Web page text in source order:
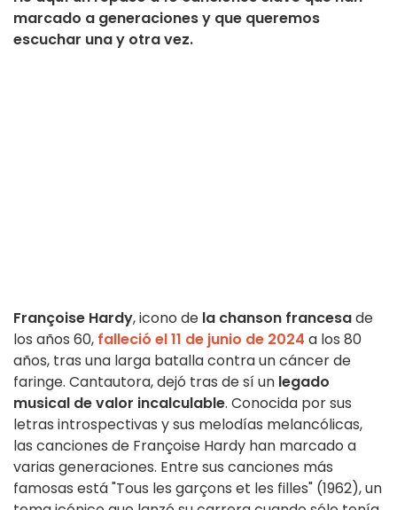
marcado a generaciones y que queremos
escuchar una y otra vez.
Françoise Hardy, icono de la chanson francesade
los años 60, falleció el 11 de junio de 2024 a los 80
años, tras una larga batalla contra un cáncer de
faringe. Cantautora, dejó tras de sí un legado
musical de valor incalculable. Conocida por sus
letras introspectivas y sus melodías melancólicas,
las canciones de Françoise Hardy han marcado a
varias generaciones. Entre sus canciones más
famosas está "Tous les garçons et les filles" (1962), un